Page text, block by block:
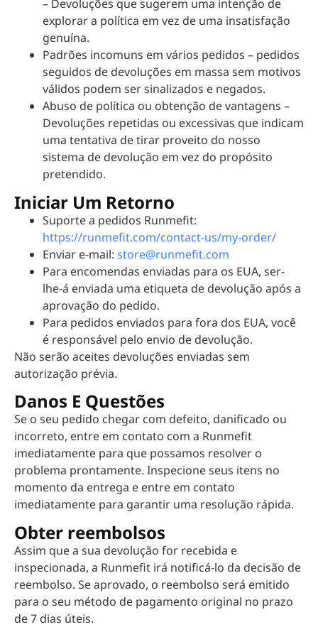
– Devoluções que sugerem uma intenção de
explorar a política em vez de uma insatisfação
genuína.
Padrões incomuns em vários pedidos – pedidos
seguidos de devoluções em massa sem motivos
válidos podem ser sinalizados e negados.
Abuso de política ou obtenção de vantagens –
Devoluções repetidas ou excessivas que indicam
uma tentativa de tirar proveito do nosso
sistema de devolução em vez do propósito
pretendido.
Iniciar Um Retorno
Suporte a pedidos Runmefit:
https://runmefit.com/contact-us/my-order/
Enviar e-mail: store@runmefit.com
Para encomendas enviadas para os EUA, ser-
lhe-á enviada uma etiqueta de devolução após a
aprovação do pedido.
Para pedidos enviados para fora dos EUA, você
é responsável pelo envio de devolução.
Não serão aceites devoluções enviadas sem
autorização prévia.
Danos E Questões
Se o seu pedido chegar com defeito, danificado ou
incorreto, entre em contato com a Runmefit
imediatamente para que possamos resolver o
problema prontamente. Inspecione seus itens no
momento da entrega e entre em contato
imediatamente para garantir uma resolução rápida.
Obter reembolsos
Assim que a sua devolução for recebida e
inspecionada, a Runmefit irá notificá-lo da decisão de
reembolso. Se aprovado, o reembolso será emitido
para o seu método de pagamento original no prazo
de 7 dias úteis.